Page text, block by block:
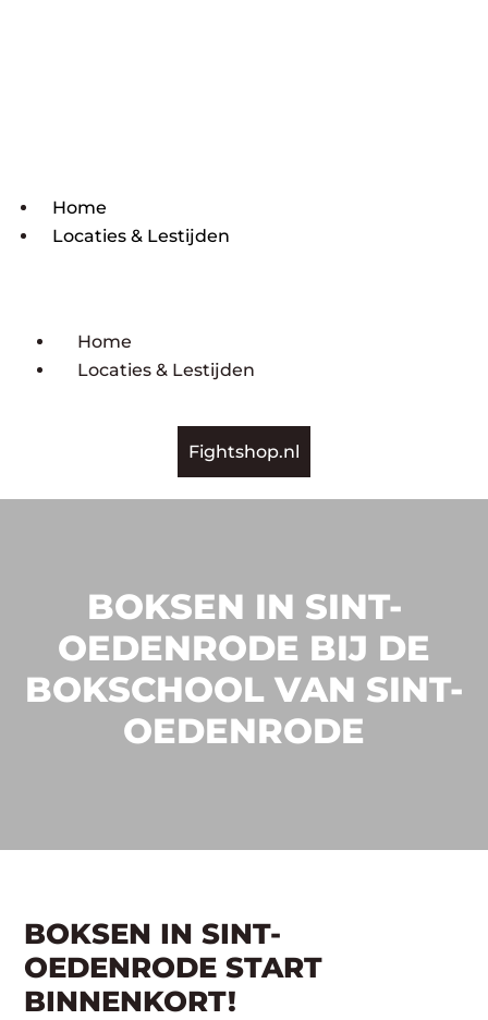
Home
Locaties & Lestijden
Home
Locaties & Lestijden
Fightshop.nl
BOKSEN IN SINT-
OEDENRODE BIJ DE
BOKSCHOOL VAN SINT-
OEDENRODE
BOKSEN IN SINT-
OEDENRODE START
BINNENKORT!